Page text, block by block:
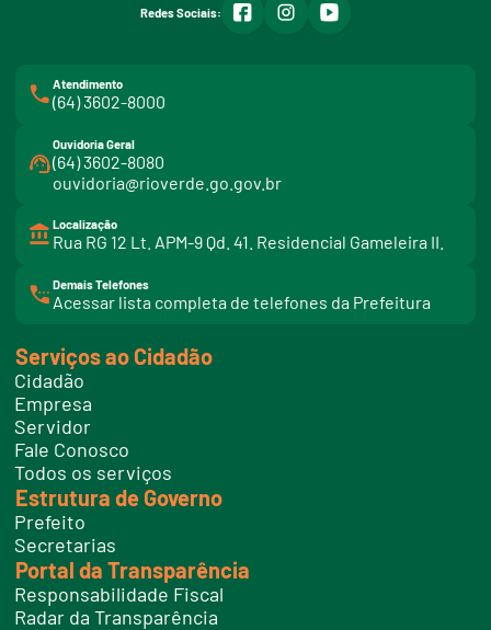
Redes Sociais: facebookinstagramyoutube
Atendimento
(64) 3602-8000
Ouvidoria Geral
(64) 3602-8080
ouvidoria@rioverde.go.gov.br
Localização
Rua RG 12 Lt. APM-9 Qd. 41. Residencial Gameleira II.
Demais Telefones
Acessar lista completa de telefones da Prefeitura
i
t
e
l
f
o
e
s
Serviços ao Cidadão
Cidadão
Empresa
Servidor
Fale Conosco
Todos os serviços
Estrutura de Governo
Prefeito
Secretarias
Portal da Transparência
Responsabilidade Fiscal
Radar da Transparência